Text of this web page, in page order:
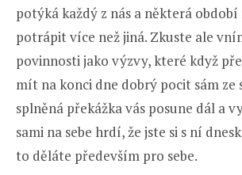
potýká každý z nás a některá období
potrápit více než jiná. Zkuste ale
povinnosti jako výzvy, které když
mít na konci dne dobrý pocit sám ze
splněná překážka vás posune dál a
sami na sebe hrdí, že jste si s ní
to děláte především pro sebe.